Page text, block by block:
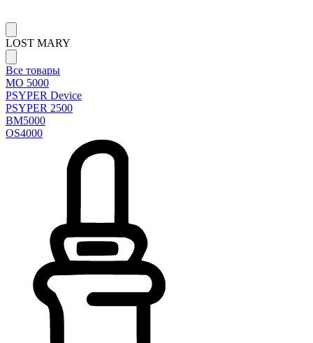
LOST MARY
Все товары
MO 5000
PSYPER Device
PSYPER 2500
BM5000
OS4000